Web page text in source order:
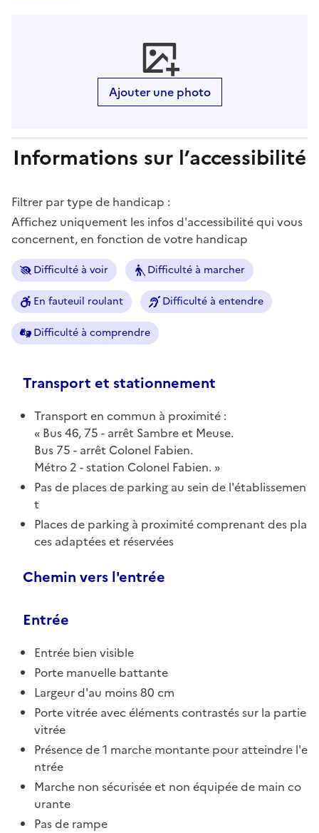
Ajouter une photo
Informations sur l’accessibilité
Filtrer par type de handicap :
Affichez uniquement les infos d'accessibilité qui vous
concernent, en fonction de votre handicap
Difficulté à voir Difficulté à marcher
En fauteuil roulant Difficulté à entendre
Difficulté à comprendre
Transport et stationnement
Transport en commun à proximité :
Bus 46, 75 - arrêt Sambre et Meuse.
Bus 75 - arrêt Colonel Fabien.
Métro 2 - station Colonel Fabien.
Pas de places de parking au sein de l'établissemen
t
Places de parking à proximité comprenant des pla
ces adaptées et réservées
Chemin vers l'entrée
Entrée
Entrée bien visible
Porte manuelle battante
Largeur d'au moins 80 cm
Porte vitrée avec éléments contrastés sur la partie
vitrée
Présence de 1 marche montante pour atteindre l'e
ntrée
Marche non sécurisée et non équipée de main co
urante
Pas de rampe